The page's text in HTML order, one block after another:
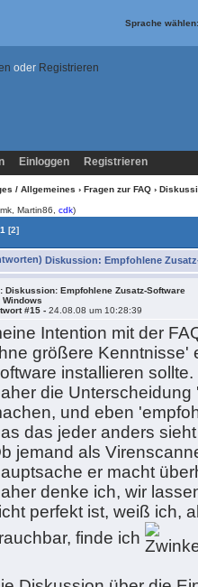
Sprache
oder Registrieren
Einloggen Registrieren
/ Allgemeines › Fragen zur FAQ›
Martin86,cdk)
1 [2]
Diskussion: Empfohlene
Diskussion: Empfohlene Zusatz-Software
Windows
#15 -24.08.08 um 10:28:39
Intention mit der
größere Kenntnisse'
installieren sollte.
die
und eben
das jeder anders
jemand als
er macht
denke ich, wir
perfekt ist, weiß ich,
finde ich